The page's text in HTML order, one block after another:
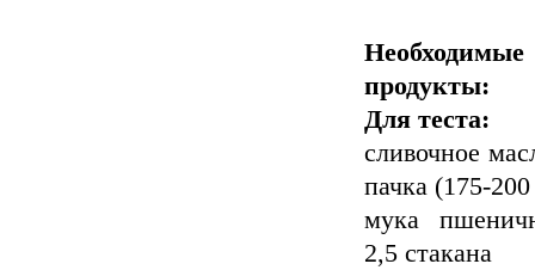
Необходимые
продукты:
Для теста:
сливочное
пачка (175-200
мука
2,5 стакана